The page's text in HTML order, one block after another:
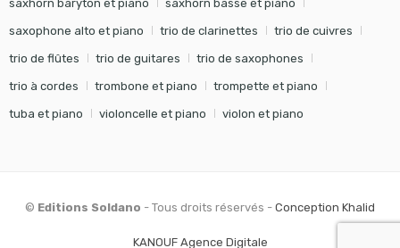
saxhorn baryton et piano saxhorn basse et piano
saxophone alto et piano trio de clarinettes trio de cuivres
trio de flûtes trio de guitares trio de saxophones
trio à cordes trombone et piano trompette et piano
tuba et piano violoncelle et piano violon et piano
© Editions Soldano - Tous droits réservés - Conception Khalid
KANOUF Agence Digitale